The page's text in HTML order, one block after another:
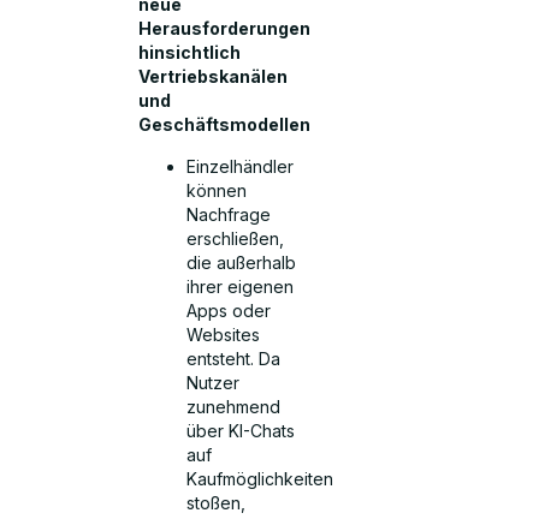
neue
Herausforderungen
hinsichtlich
Vertriebskanälen
und
Geschäftsmodellen
Einzelhändler
können
Nachfrage
erschließen,
die außerhalb
ihrer eigenen
Apps oder
Websites
entsteht. Da
Nutzer
zunehmend
über KI-Chats
auf
Kaufmöglichkeiten
stoßen,